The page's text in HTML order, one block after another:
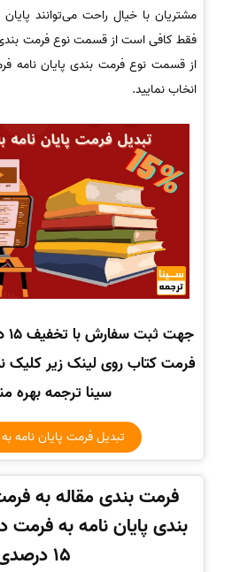
مشتریان با خیال راحت می‌توانند پایان
فقط کافی است از قسمت نوع فرمت بندی
از قسمت نوع فرمت بندی پایان نامه
انخاب نمایید.
فرمت کتاب روی لینک زیر کلیک
سینا ترجمه بهره
تبدیل فرمت پایان نامه
فرمت بندی مقاله به
بندی پایان نامه به فرمت
15 درصدی